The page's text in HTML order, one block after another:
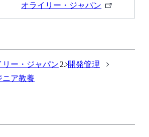
オライリー・ジャパン
外
リー・ジャパン
開発管理
ニア教養